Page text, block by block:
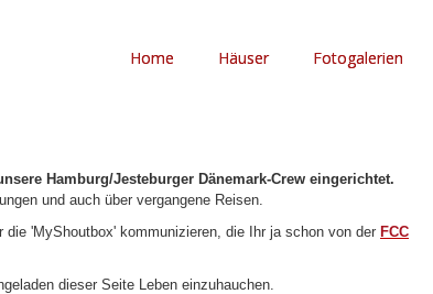
Home Häuser Fotogalerien
Hamburg/Jesteburger Dänemark-Crew eingerichtet.
und auch über vergangene Reisen.
die 'MyShoutbox' kommunizieren, die Ihr ja schon von der FCC
dieser Seite Leben einzuhauchen.